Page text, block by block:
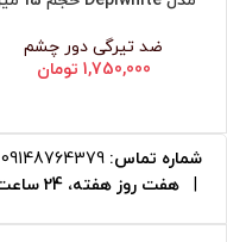
ضد تیرگی دور چشم
1,750,000 تومان
شماره تماس: 09148764379
|
هفت روز هفته، 24 ساعت شبانه‌روز پاسخگوی شما هستیم.